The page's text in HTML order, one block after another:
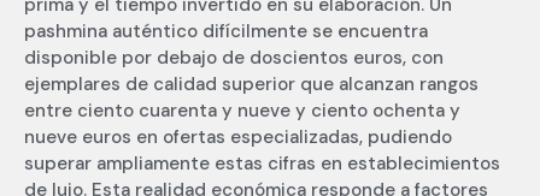
prima y el tiempo invertido en su elaboración. Un
pashmina auténtico difícilmente se encuentra
disponible por debajo de doscientos euros, con
ejemplares de calidad superior que alcanzan rangos
entre ciento cuarenta y nueve y ciento ochenta y
nueve euros en ofertas especializadas, pudiendo
superar ampliamente estas cifras en establecimientos
de lujo. Esta realidad económica responde a factores